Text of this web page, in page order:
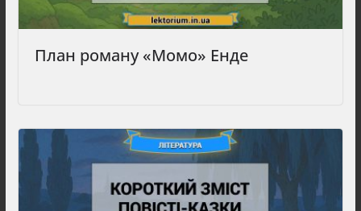
План роману «Момо» Енде